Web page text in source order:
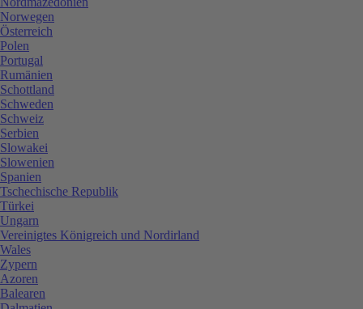
Norwegen
Österreich
Polen
Portugal
Rumänien
Schottland
Schweden
Schweiz
Serbien
Slowakei
Slowenien
Spanien
Tschechische Republik
Türkei
Ungarn
Vereinigtes Königreich und Nordirland
Wales
Zypern
Azoren
Balearen